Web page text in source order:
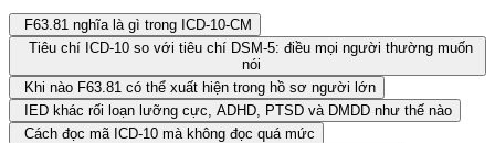
F63.81 nghĩa là gì trong ICD-10-CM
Tiêu chí ICD-10 so với tiêu chí DSM-5: điều mọi người thường muốn
nói
Khi nào F63.81 có thể xuất hiện trong hồ sơ người lớn
IED khác rối loạn lưỡng cực, ADHD, PTSD và DMDD như thế nào
Cách đọc mã ICD-10 mà không đọc quá mức